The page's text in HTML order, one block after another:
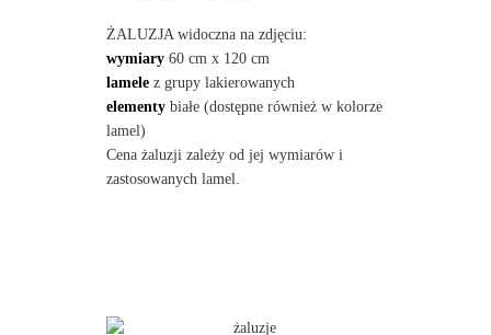
ŻALUZJA widoczna na zdjęciu:
wymiary60 cm x 120 cm
lamelez grupy lakierowanych
elementybiałe (dostępne również w kolorze
lamel)
Cena żaluzji zależy od jej wymiarów i
zastosowanych lamel.